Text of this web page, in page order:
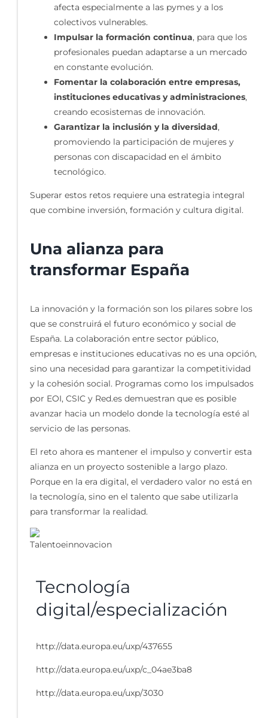
afecta especialmente a las pymes y a los
colectivos vulnerables.
Impulsar la formación continua, para que los
profesionales puedan adaptarse a un mercado
en constante evolución.
Fomentar la colaboración entre empresas,
instituciones educativas y administraciones,
creando ecosistemas de innovación.
Garantizar la inclusión y la diversidad,
promoviendo la participación de mujeres y
personas con discapacidad en el ámbito
tecnológico.
Superar estos retos requiere una estrategia integral
que combine inversión, formación y cultura digital.
Una alianza para
transformar España
La innovación y la formación son los pilares sobre los
que se construirá el futuro económico y social de
España. La colaboración entre sector público,
empresas e instituciones educativas no es una opción,
sino una necesidad para garantizar la competitividad
y la cohesión social. Programas como los impulsados
por EOI, CSIC y Red.es demuestran que es posible
avanzar hacia un modelo donde la tecnología esté al
servicio de las personas.
El reto ahora es mantener el impulso y convertir esta
alianza en un proyecto sostenible a largo plazo.
Porque en la era digital, el verdadero valor no está en
la tecnología, sino en el talento que sabe utilizarla
para transformar la realidad.
Tecnología
digital/especialización
http://data.europa.eu/uxp/437655
http://data.europa.eu/uxp/c_04ae3ba8
http://data.europa.eu/uxp/3030